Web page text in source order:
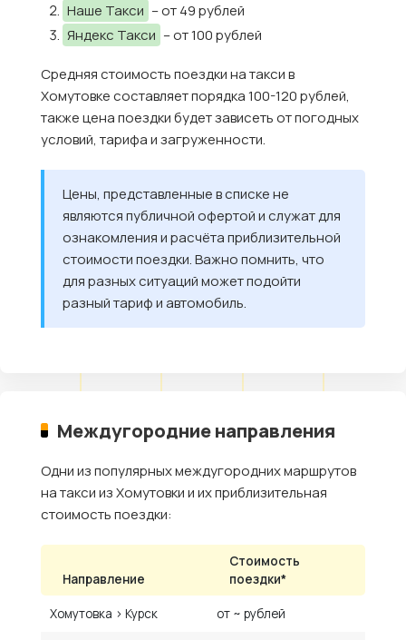
Наше Такси – от 49 рублей
Яндекс Такси – от 100 рублей
Средняя стоимость поездки на такси в
Хомутовке составляет порядка 100-120 рублей,
также цена поездки будет зависеть от погодных
условий, тарифа и загруженности.
Цены, представленные в списке не
являются публичной офертой и служат для
ознакомления и расчёта приблизительной
стоимости поездки. Важно помнить, что
для разных ситуаций может подойти
разный тариф и автомобиль.
Междугородние направления
Одни из популярных междугородних маршрутов
на такси из Хомутовки и их приблизительная
стоимость поездки:
Направление
Стоимость
поездки*
Хомутовка › Курск от ~ рублей